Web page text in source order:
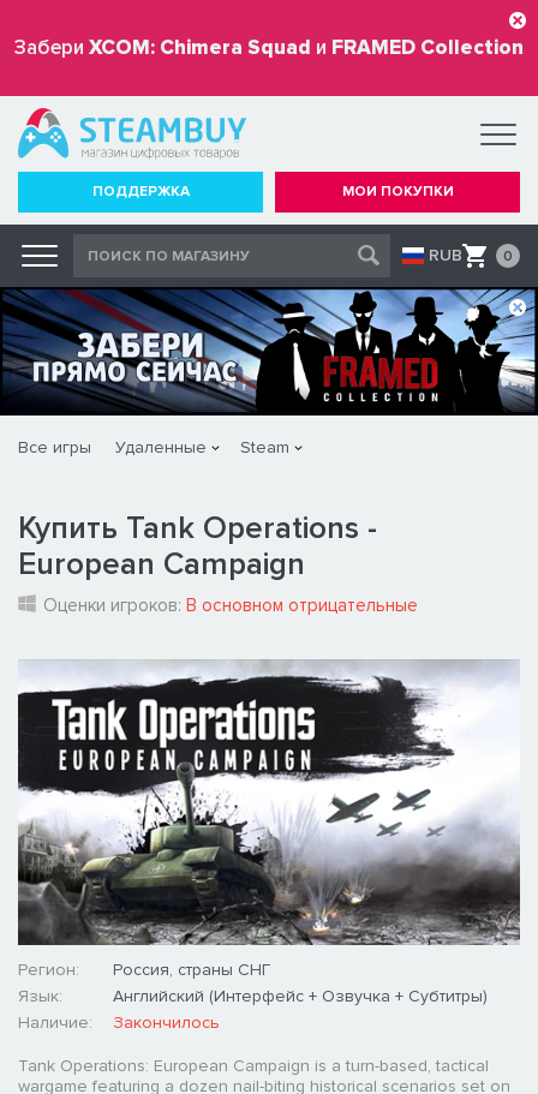
Забери XCOM: Chimera Squad и FRAMED Collection
бесплатно
ПОДДЕРЖКА МОИ ПОКУПКИ
RUB 0
Все игры Удаленные Steam
Купить Tank Operations -
European Campaign
Оценки игроков: В основном отрицательные
Регион:
Россия, страны СНГ
Язык:
Английский (Интерфейс + Озвучка + Субтитры)
Наличие:
Закончилось
Tank Operations: European Campaign is a turn-based, tactical
wargame featuring a dozen nail-biting historical scenarios set on